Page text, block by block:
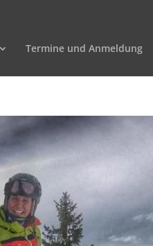
Termine und Anmeldung